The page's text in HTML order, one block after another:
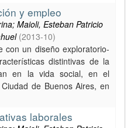
y empleo
Maioli, Esteban Patricio
(2013-10)
con un diseño exploratorio-
distintivas de la
en la vida social, en el
de Buenos Aires, en
laborales